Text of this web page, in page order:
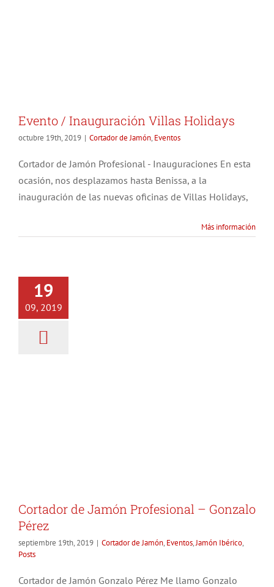
Evento / Inauguración Villas Holidays
octubre 19th, 2019 | Cortador de Jamón, Eventos
Cortador de Jamón Profesional - Inauguraciones En esta
ocasión, nos desplazamos hasta Benissa, a la
inauguración de las nuevas oficinas de Villas Holidays,
Más información
19
09, 2019
Cortador de Jamón Profesional
Cortador de Jamón Profesional – Gonzalo
Pérez
septiembre 19th, 2019 | Cortador de Jamón, Eventos,Jamón Ibérico,
Posts
Cortador de Jamón Gonzalo Pérez Me llamo Gonzalo